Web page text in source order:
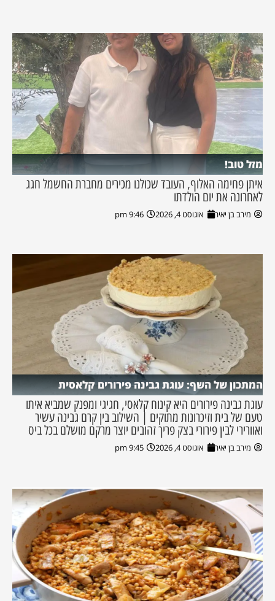
מזל טוב!
איתן פחימה האלוף, העובד שכולנו מכירים מחברת החשמל חגג
לאחרונה את יום הולדתו
מירב בן יאיר אוגוסט 4, 2026 9:46 pm
המתכון של השף: עוגת גבינה פירורים קלאסית
עוגת גבינה פירורים היא קינוח קלאסי, חגיגי ומפנק שמביא איתו
טעם של בית וזיכרונות מתוקים | השילוב בין קרם גבינה עשיר
ואוורירי לבין פירורי בצק פריך זהובים יוצר מרקם מושלם בכל ביס
מירב בן יאיר אוגוסט 4, 2026 9:45 pm